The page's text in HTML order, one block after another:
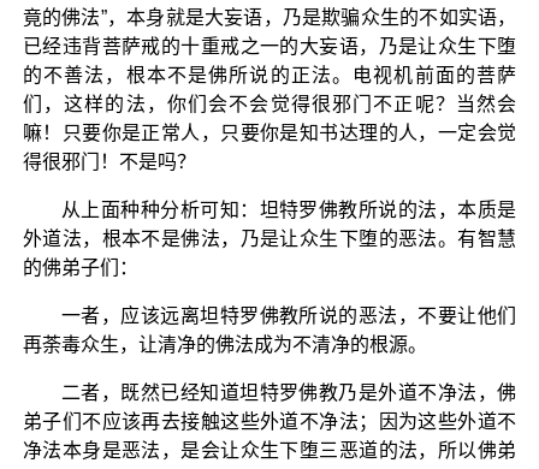
竟的佛法”，本身就是大妄语，乃是欺骗众生的不如实语，
已经违背菩萨戒的十重戒之一的大妄语，乃是让众生下堕
的不善法，根本不是佛所说的正法。电视机前面的菩萨
们，这样的法，你们会不会觉得很邪门不正呢？当然会
嘛！只要你是正常人，只要你是知书达理的人，一定会觉
得很邪门！不是吗？
从上面种种分析可知：坦特罗佛教所说的法，本质是
外道法，根本不是佛法，乃是让众生下堕的恶法。有智慧
的佛弟子们：
一者，应该远离坦特罗佛教所说的恶法，不要让他们
再荼毒众生，让清净的佛法成为不清净的根源。
二者，既然已经知道坦特罗佛教乃是外道不净法，佛
弟子们不应该再去接触这些外道不净法；因为这些外道不
净法本身是恶法，是会让众生下堕三恶道的法，所以佛弟